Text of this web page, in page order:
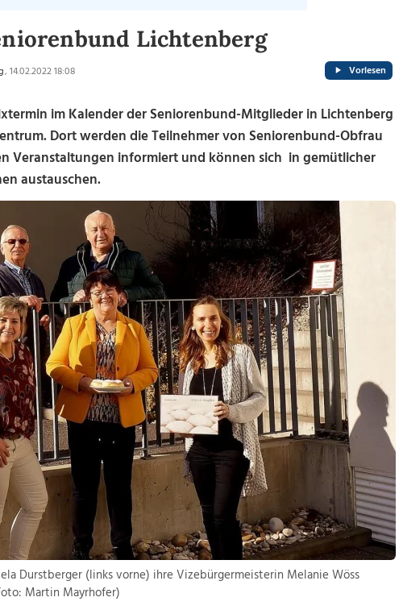
Lichtenberg
, 14.02.2022 18:08 Vorlesen
im Kalender der Seniorenbund-Mitglieder in Lichtenberg
Dort werden die Teilnehmer von Seniorenbund-Obfrau
Veranstaltungen informiert und können sich in gemütlicher
austauschen.
Durstberger (links vorne) ihre Vizebürgermeisterin Melanie Wöss
Martin Mayrhofer)